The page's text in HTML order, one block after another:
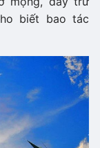
biết bao tác